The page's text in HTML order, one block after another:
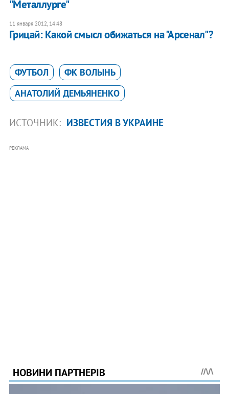
"Металлурге"
11 января 2012, 14:48
Грицай: Какой смысл обижаться на "Арсенал"?
ФУТБОЛ
ФК ВОЛЫНЬ
АНАТОЛИЙ ДЕМЬЯНЕНКО
ИСТОЧНИК: ИЗВЕСТИЯ В УКРАИНЕ
РЕКЛАМА